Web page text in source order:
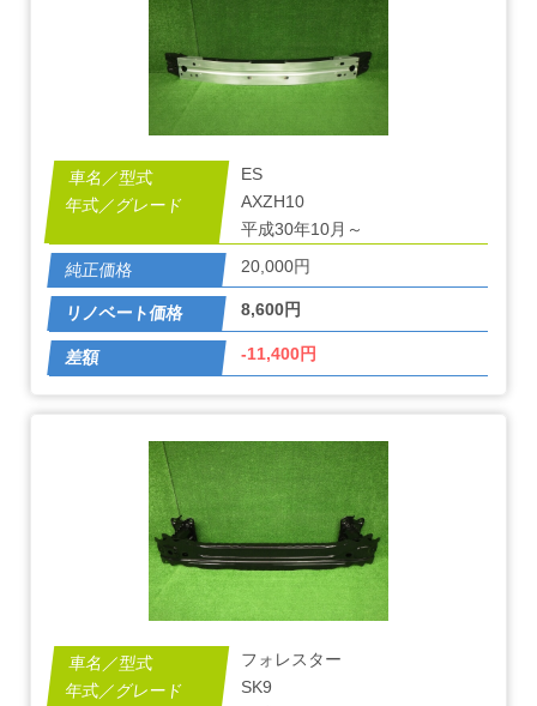
ES
AXZH10
平成30年10月～
20,000円
8,600円
-11,400円
フォレスター
SK9